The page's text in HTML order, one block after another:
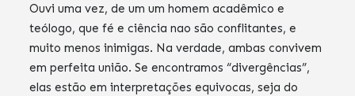
Ouvi uma vez, de um um homem acadêmico e
teólogo, que fé e ciência nao são conflitantes, e
muito menos inimigas. Na verdade, ambas convivem
em perfeita união. Se encontramos “divergências”,
elas estão em interpretações equivocas, seja do